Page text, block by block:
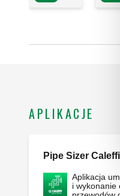
APLIKACJE
Pipe Sizer Caleffi
Aplikacja
i wykonanie